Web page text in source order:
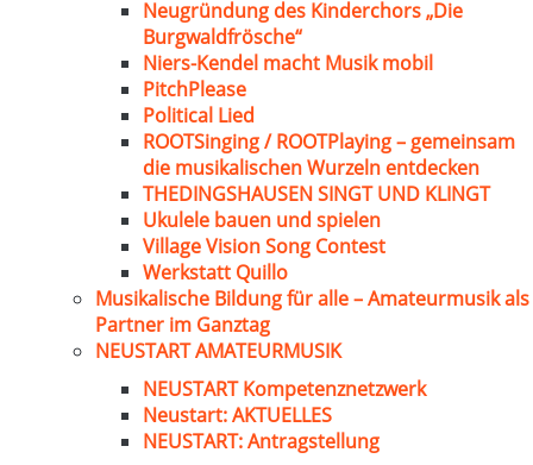
Neugründung des Kinderchors „Die
Burgwaldfrösche“
Niers-Kendel macht Musik mobil
PitchPlease
Political Lied
ROOTSinging / ROOTPlaying – gemeinsam
die musikalischen Wurzeln entdecken
THEDINGSHAUSEN SINGT UND KLINGT
Ukulele bauen und spielen
Village Vision Song Contest
Werkstatt Quillo
Musikalische Bildung für alle – Amateurmusik als
Partner im Ganztag
NEUSTART AMATEURMUSIK
NEUSTART Kompetenznetzwerk
Neustart: AKTUELLES
NEUSTART: Antragstellung